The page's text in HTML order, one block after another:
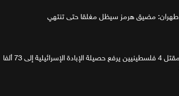
مضيق هرمز سيظل مغلقا حتى تنتهي
غزة.. مقتل 4 فلسطينيين يرفع حصيلة الإبادة الإسرائيلية إلى 73 ألفا